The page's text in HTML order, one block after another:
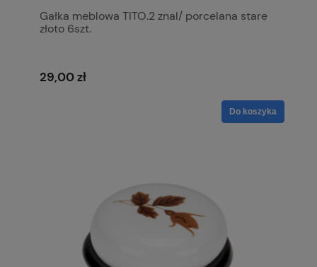
Gałka meblowa TITO.2 znal/ porcelana stare
złoto 6szt.
29,00 zł
Do koszyka